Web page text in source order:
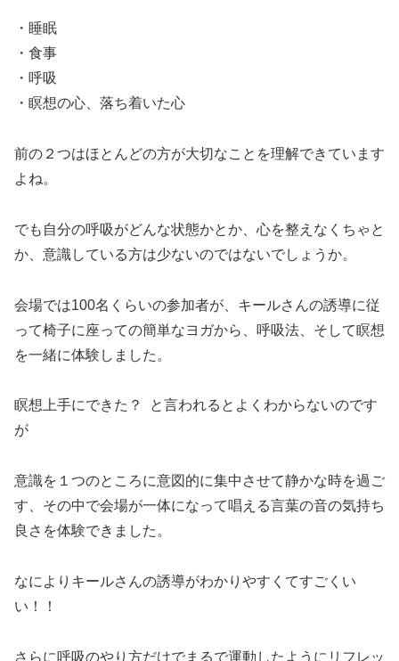
・睡眠
・食事
・呼吸
・瞑想の心、落ち着いた心
前の２つはほとんどの方が大切なことを理解できています
よね。
でも自分の呼吸がどんな状態かとか、心を整えなくちゃと
か、意識している方は少ないのではないでしょうか。
会場では100名くらいの参加者が、キールさんの誘導に従
って椅子に座っての簡単なヨガから、呼吸法、そして瞑想
を一緒に体験しました。
瞑想上手にできた？ と言われるとよくわからないのです
が
意識を１つのところに意図的に集中させて静かな時を過ご
す、その中で会場が一体になって唱える言葉の音の気持ち
良さを体験できました。
なによりキールさんの誘導がわかりやすくてすごくい
い！！
さらに呼吸のやり方だけでまるで運動したようにリフレッ